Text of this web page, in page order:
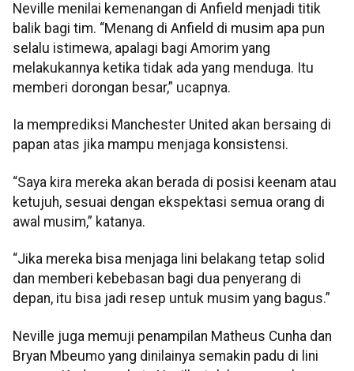
Neville menilai kemenangan di Anfield menjadi titik
balik bagi tim. “Menang di Anfield di musim apa pun
selalu istimewa, apalagi bagi Amorim yang
melakukannya ketika tidak ada yang menduga. Itu
memberi dorongan besar,” ucapnya.
Ia memprediksi Manchester United akan bersaing di
papan atas jika mampu menjaga konsistensi.
“Saya kira mereka akan berada di posisi keenam atau
ketujuh, sesuai dengan ekspektasi semua orang di
awal musim,” katanya.
“Jika mereka bisa menjaga lini belakang tetap solid
dan memberi kebebasan bagi dua penyerang di
depan, itu bisa jadi resep untuk musim yang bagus.”
Neville juga memuji penampilan Matheus Cunha dan
Bryan Mbeumo yang dinilainya semakin padu di lini